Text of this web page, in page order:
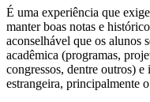
É uma experiência que
manter boas notas e
aconselhável que os alunos
acadêmica (programas,
congressos, dentre outros)
estrangeira, principalmente